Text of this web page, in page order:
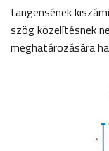
tangensének
szög közelítésnek
meghatározására